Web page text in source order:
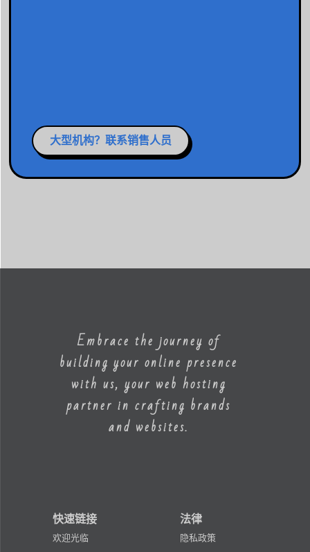
大型机构？联系销售人员
Embrace the journey of
building your online presence
with us, your web hosting
partner in crafting brands
and websites.
快速链接
欢迎光临
法律
隐私政策